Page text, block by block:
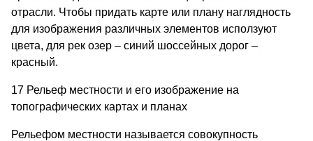
отрасли. Чтобы придать карте или плану наглядность
для изображения различных элементов исползуют
цвета, для рек озер – синий шоссейных дорог –
красный.
17 Рельеф местности и его изображение на
топографических картах и планах
Рельефом местности называется совокупность